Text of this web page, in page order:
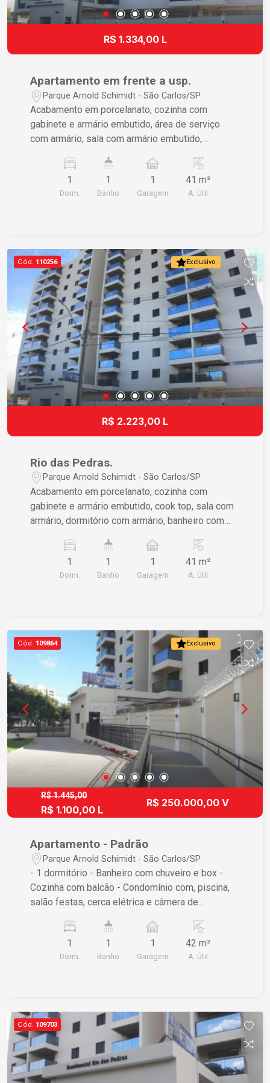
R$ 1.334,00 L
Apartamento em frente a usp.
Parque Arnold Schimidt - São Carlos/SP
Acabamento em porcelanato, cozinha com
gabinete e armário embutido, área de serviço
com armário, sala com armário embutido,
gabinete e box blindex.
1
Dorm.
1
Banho
1
Garagem
41 m²
A. Útil
Exclusivo
Cód. 110256
R$ 2.223,00 L
Rio das Pedras.
Parque Arnold Schimidt - São Carlos/SP
Acabamento em porcelanato, cozinha com
gabinete e armário embutido, cook top, sala com
armário, dormitório com armário, banheiro com
1
Dorm.
1
Banho
1
Garagem
41 m²
A. Útil
Exclusivo
Cód. 109864
R$ 1.445,00
R$ 1.100,00 L
R$ 250.000,00 V
Apartamento - Padrão
Parque Arnold Schimidt - São Carlos/SP
- 1 dormitório - Banheiro com chuveiro e box -
Cozinha com balcão - Condomínio com, piscina,
salão festas, cerca elétrica e câmera de
USP - Varanda com vista panorâmica, ideal para
relaxar e apreciar a paisagem - Área útil de
42,00m², proporcionando conforto e praticidade -
ou solteiros - 1 vaga de garagem, garantindo
segurança e comodidade para seu veículo
Características do imóvel: - Sala de estar
aconchegante, perfeita para receber amigos e
familiares Diferenciais do imóvel: - Localização
1
Dorm.
1
Banho
1
Garagem
42 m²
A. Útil
Cód. 109703